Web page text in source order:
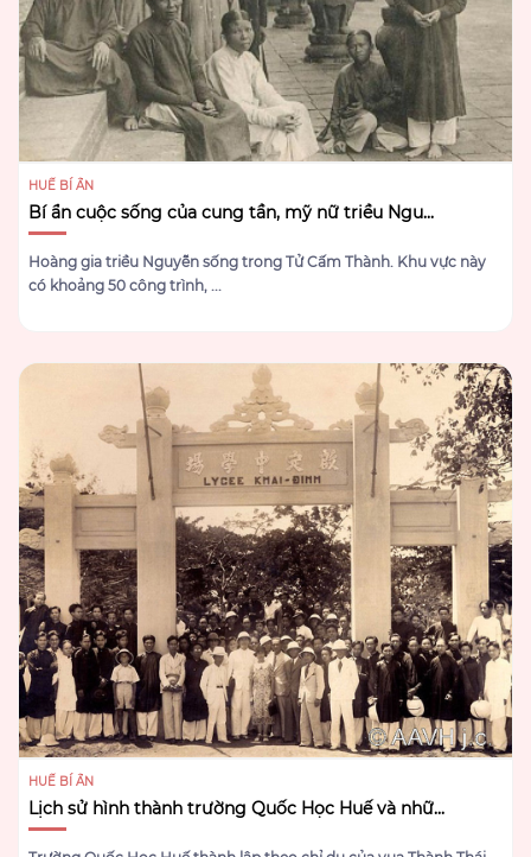
HUẾ BÍ ẨN
Bí ẩn cuộc sống của cung tần, mỹ nữ triều Ngu...
Hoàng gia triều Nguyễn sống trong Tử Cấm Thành. Khu vực này
có khoảng 50 công trình, ...
HUẾ BÍ ẨN
Lịch sử hình thành trường Quốc Học Huế và nhữ...